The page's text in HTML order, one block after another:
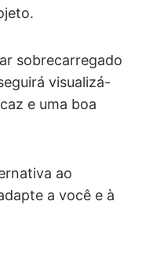
sobrecarregado
visualizá-
e uma boa
ao
a você e à